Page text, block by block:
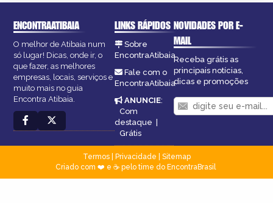
ENCONTRAATIBAIA
O melhor de Atibaia num
só lugar! Dicas, onde ir, o
que fazer, as melhores
empresas, locais, serviços e
muito mais no guia
Encontra Atibaia.
LINKS RÁPIDOS
Sobre
EncontraAtibaia
Fale com o
EncontraAtibaia
ANUNCIE:
Com
destaque |
Grátis
NOVIDADES POR E-
MAIL
Receba grátis as
principais notícias,
dicas e promoções
Termos| Privacidade
Sitemap
Criado com ❤️ e ☕ pelo time do EncontraBrasil